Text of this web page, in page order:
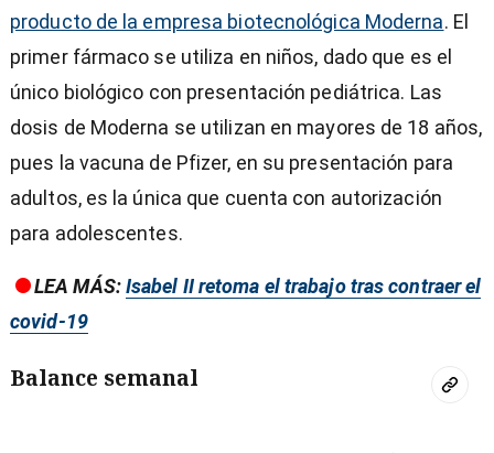
producto de la empresa biotecnológica Moderna. El
primer fármaco se utiliza en niños, dado que es el
único biológico con presentación pediátrica. Las
dosis de Moderna se utilizan en mayores de 18 años,
pues la vacuna de Pfizer, en su presentación para
adultos, es la única que cuenta con autorización
para adolescentes.
LEA MÁS:Isabel II retoma el trabajo tras contraer el
covid-19
Balance semanal